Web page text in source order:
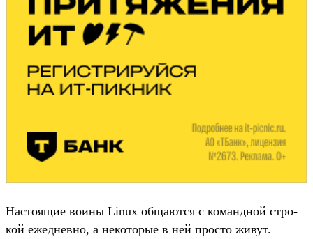
Нас­тоящие воины Linux обща­ются с коман­дной стро­
кой ежед­невно, а некото­рые в ней прос­то живут.